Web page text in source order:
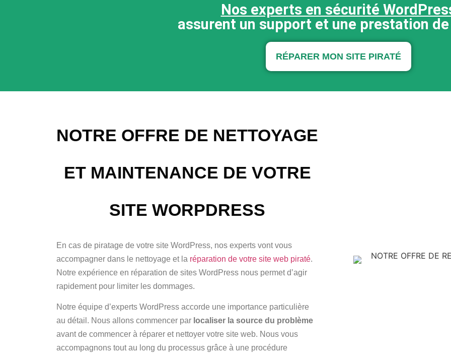
Nos experts en sécurité
assurent un support et une prestation
RÉPARER MON SITE PIRATÉ
NOTRE OFFRE DE NETTOYAGE
ET MAINTENANCE DE VOTRE
SITE WORPDRESS
En cas de piratage de votre site WordPress, nos experts vont vous
accompagner dans le nettoyage et la réparation de votre site web piraté.
Notre expérience en réparation de sites WordPress nous permet d’agir
rapidement pour limiter les dommages.
Notre équipe d’experts WordPress accorde une importance particulière
au détail. Nous allons commencer par localiser la source du problème
avant de commencer à réparer et nettoyer votre site web. Nous vous
accompagnons tout au long du processus grâce à une procédure